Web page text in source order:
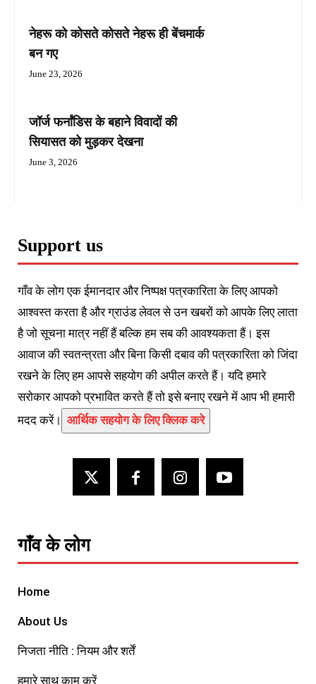
नेहरू को कोसते कोसते नेहरू ही बेंचमार्क
बन गए
June 23, 2026
जॉर्ज फर्नांडिस के बहाने विवादों की
सियासत को मुड़कर देखना
June 3, 2026
Support us
गाँव के लोग एक ईमानदार और निष्पक्ष पत्रकारिता के लिए आपको
आश्वस्त करता है और ग्राउंड लेवल से उन खबरों को आपके लिए लाता
है जो सूचना मात्र नहीं हैं बल्कि हम सब की आवश्यकता हैं। इस
आवाज की स्वतन्त्रता और बिना किसी दबाव की पत्रकारिता को जिंदा
रखने के लिए हम आपसे सहयोग की अपील करते हैं। यदि हमारे
सरोकार आपको प्रभावित करते हैं तो इसे बनाए रखने में आप भी हमारी
मदद करें। आर्थिक सहयोग के लिए क्लिक करे
गाँव के लोग
Home
About Us
निजता नीति : नियम और शर्तें
हमारे साथ काम करें